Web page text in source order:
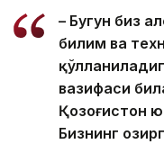
– Бугун биз
билим ва
вазифаси
Қозоғистон
Бизнинг